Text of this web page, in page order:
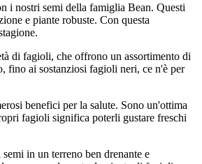
i nostri semi della famiglia Bean. Questi
e piante robuste. Con questa
di fagioli, che offrono un assortimento di
fino ai sostanziosi fagioli neri, ce n'è per
benefici per la salute. Sono un'ottima
fagioli significa poterli gustare freschi
in un terreno ben drenante e